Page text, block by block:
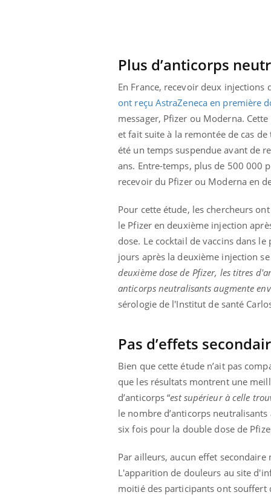
Plus d’anticorps
En France, recevoir deux
ont reçu AstraZeneca en première
messager, Pfizer ou Moderna. Cette
et fait suite à la remontée de cas
été un temps suspendue avant de
ans. Entre-temps, plus de 500 000
recevoir du Pfizer ou Moderna en
Pour cette étude, les chercheurs
le Pfizer en deuxième injection
dose. Le cocktail de vaccins dans
jours après la deuxième injection
deuxième dose de Pfizer, les titres
anticorps neutralisants augmente
sérologie de l'Institut de santé
Pas d’effets
Bien que cette étude n’ait pas
que les résultats montrent une
d’anticorps “est supérieur à celle
le nombre d’anticorps
six fois pour la double dose de
Par ailleurs, aucun effet
L'apparition de douleurs au site
moitié des participants ont souffert
Carence en fer : comprendre pour
Youtube
Fatigue, irritabilité, brouillard mental ou
même alopécie… Les symptômes de la
carence en fer sont multiples ce qui la rend
En